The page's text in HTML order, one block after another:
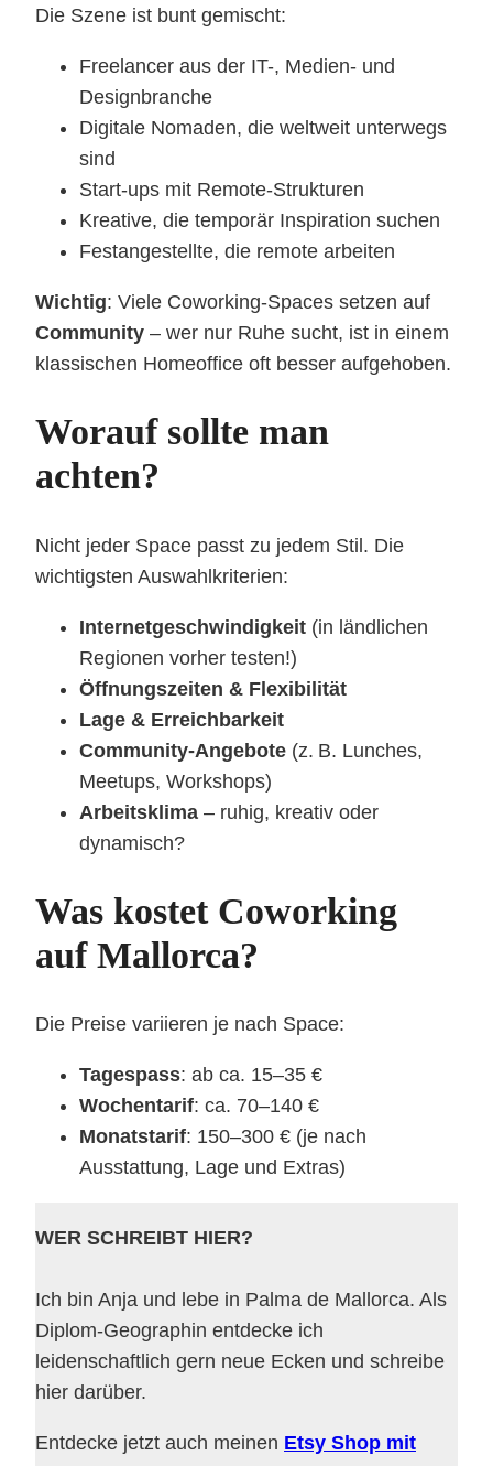
Die Szene ist bunt gemischt:
Freelancer aus der IT-, Medien- und
Designbranche
Digitale Nomaden, die weltweit unterwegs
sind
Start-ups mit Remote-Strukturen
Kreative, die temporär Inspiration suchen
Festangestellte, die remote arbeiten
Wichtig: Viele Coworking-Spaces setzen auf
Community – wer nur Ruhe sucht, ist in einem
klassischen Homeoffice oft besser aufgehoben.
Worauf sollte man
achten?
Nicht jeder Space passt zu jedem Stil. Die
wichtigsten Auswahlkriterien:
Internetgeschwindigkeit (in ländlichen
Regionen vorher testen!)
Öffnungszeiten & Flexibilität
Lage & Erreichbarkeit
Community-Angebote (z. B. Lunches,
Meetups, Workshops)
Arbeitsklima – ruhig, kreativ oder
dynamisch?
Was kostet Coworking
auf Mallorca?
Die Preise variieren je nach Space:
Tagespass: ab ca. 15–35 €
Wochentarif: ca. 70–140 €
Monatstarif: 150–300 € (je nach
Ausstattung, Lage und Extras)
WER SCHREIBT HIER?
Ich bin Anja und lebe in Palma de Mallorca. Als
Diplom-Geographin entdecke ich
leidenschaftlich gern neue Ecken und schreibe
hier darüber.
Entdecke jetzt auch meinen Etsy Shop mit